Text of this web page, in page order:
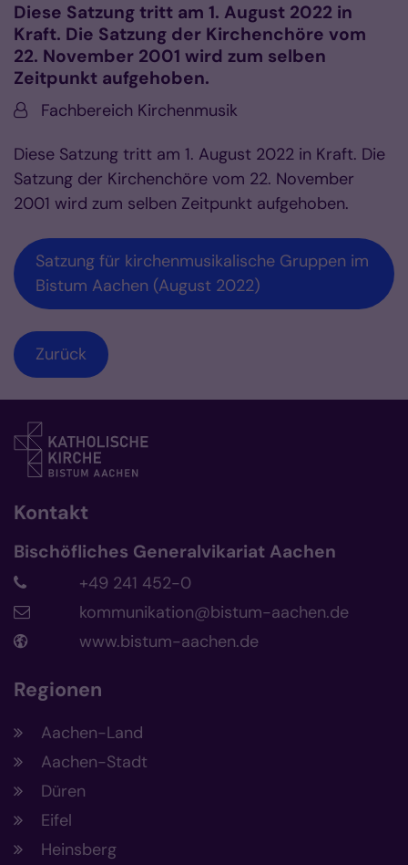
Diese Satzung tritt am 1. August 2022 in
Kraft. Die Satzung der Kirchenchöre vom
22. November 2001 wird zum selben
Zeitpunkt aufgehoben.
Von:Fachbereich Kirchenmusik
Diese Satzung tritt am 1. August 2022 in Kraft. Die
Satzung der Kirchenchöre vom 22. November
2001 wird zum selben Zeitpunkt aufgehoben.
Satzung für kirchenmusikalische Gruppen im
Bistum Aachen (August 2022)
Zurück
Kontakt
Bischöfliches Generalvikariat Aachen
+49 241 452-0
kommunikation@bistum-aachen.de
www.bistum-aachen.de
Regionen
Aachen-Land
Aachen-Stadt
Düren
Eifel
Heinsberg